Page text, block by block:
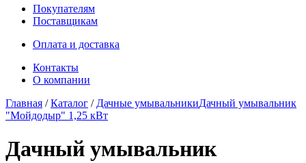
Покупателям
Поставщикам
Оплата и доставка
Контакты
О компании
Главная /Каталог / Дачные умывальникиДачный умывальник
"Мойдодыр" 1,25 кВт
Дачный умывальник